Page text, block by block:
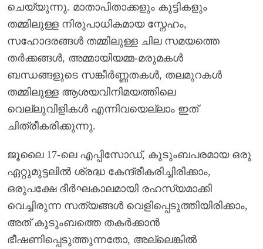
ചെയ്യുന്നു. മാതാപിതാക്കളും കുട്ടികളും
തമ്മിലുള്ള നിരുപാധികമായ സ്നേഹം,
സഹോദരങ്ങൾ തമ്മിലുള്ള ചില സമയത്തെ
തർക്കങ്ങൾ, അമ്മായിയമ്മ-മരുമകൾ
ബന്ധങ്ങളുടെ സങ്കീർണ്ണതകൾ, തലമുറകൾ
തമ്മിലുള്ള ആശയവിനിമയത്തിലെ
വെല്ലുവിളികൾ എന്നിവയെല്ലാം ഇത്
ചിത്രീകരിക്കുന്നു.
ജൂലൈ 17-ലെ എപ്പിസോഡ്, കുടുംബപരമായ ഒരു
ഏറ്റുമുട്ടലിൽ ശ്രദ്ധ കേന്ദ്രീകരിച്ചിരിക്കാം,
ഒരുപക്ഷേ ദീർഘകാലമായി രഹസ്യമാക്കി
വെച്ചിരുന്ന സത്യങ്ങൾ വെളിപ്പെടുത്തിയിരിക്കാം,
അത് കുടുംബത്തെ തകർക്കാൻ
ഭീഷണിപ്പെടുത്തുന്നതോ, അല്ലെങ്കിൽ